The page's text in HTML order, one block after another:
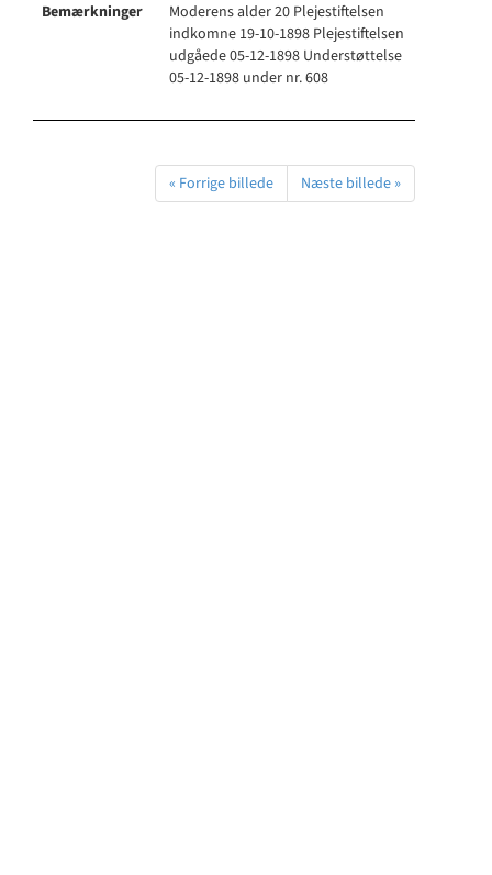
Bemærkninger
Moderens alder 20 Plejestiftelsen
indkomne 19-10-1898 Plejestiftelsen
udgåede 05-12-1898 Understøttelse
05-12-1898 under nr. 608
« Forrige billede Næste billede »